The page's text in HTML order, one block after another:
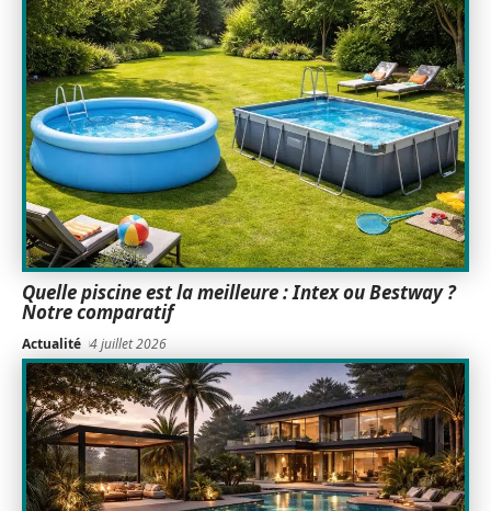
Quelle piscine est la meilleure : Intex ou Bestway ?
Notre comparatif
Actualité 4 juillet 2026